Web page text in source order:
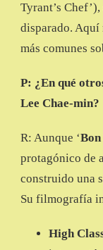
Tyrant’s
disparado. Aquí
más comunes
P: ¿En qué
Lee Chae-min?
R: Aunque ‘
protagónico de
construido una
Su filmografía
High